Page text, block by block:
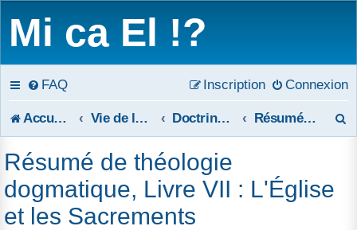
Mi ca El !?
FAQ Connexion
Inscription
Accueil du forum Vie de la Tribune Doctrine et débats sur les principes Résumé de théologie dogmatique
Résumé de théologie
dogmatique, Livre VII : L'Église
et les Sacrements